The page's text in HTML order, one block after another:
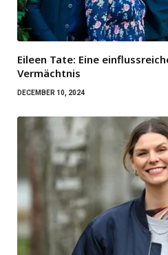
Eileen Tate: Eine
Vermächtnis
DECEMBER 10, 2024